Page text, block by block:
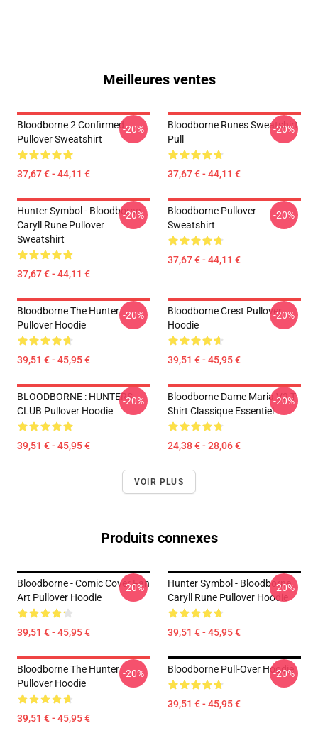
Meilleures ventes
Bloodborne 2 Confirmed
Pullover Sweatshirt
37,67 € - 44,11 €
-20%
Bloodborne Runes Sweatshirt
Pull
37,67 € - 44,11 €
-20%
Hunter Symbol - Bloodborne
Caryll Rune Pullover
Sweatshirt
37,67 € - 44,11 €
-20%
Bloodborne Pullover
Sweatshirt
37,67 € - 44,11 €
-20%
Bloodborne The Hunter
Pullover Hoodie
39,51 € - 45,95 €
-20%
Bloodborne Crest Pullover
Hoodie
39,51 € - 45,95 €
-20%
BLOODBORNE : HUNTERS
CLUB Pullover Hoodie
39,51 € - 45,95 €
-20%
Bloodborne Dame Maria V2 T-
Shirt Classique Essentiel
24,38 € - 28,06 €
-20%
VOIR PLUS
Produits connexes
Bloodborne - Comic Cover Fan
Art Pullover Hoodie
39,51 € - 45,95 €
-20%
Hunter Symbol - Bloodborne
Caryll Rune Pullover Hoodie
39,51 € - 45,95 €
-20%
Bloodborne The Hunter
Pullover Hoodie
39,51 € - 45,95 €
-20% Bloodborne Pull-Over Hoodie
39,51 € - 45,95 €
-20%